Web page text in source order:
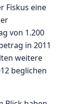
Fiskus eine
von 1.200
in 2011
weitere
beglichen